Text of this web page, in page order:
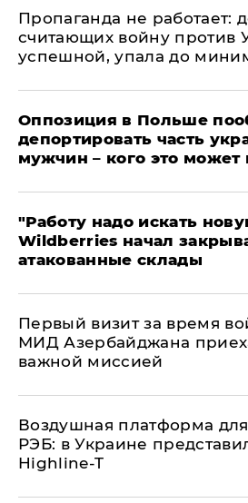
​Пропаганда не работает:
считающих войну против
успешной, упала до
Оппозиция в Польше
депортировать часть
мужчин – кого это может
"Работу надо искать
Wildberries начал
атакованные склады
Первый визит за время
МИД Азербайджана
важной миссией
Воздушная платформа
РЭБ: в Украине
Highline-T